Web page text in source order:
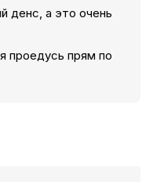
денс, а это очень
проедусь прям по